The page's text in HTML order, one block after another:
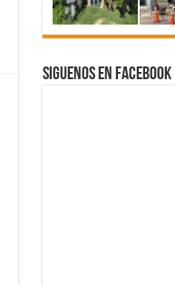
Siguenos en Facebook